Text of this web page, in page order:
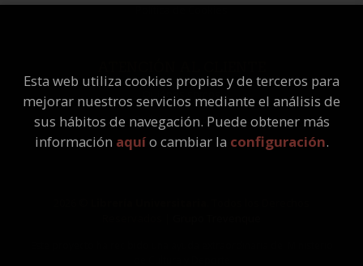
Política de Cookies
Quiénes somos
Pedidos especiales
Esta web utiliza cookies propias y de terceros para
mejorar nuestros servicios mediante el análisis de
sus hábitos de navegación. Puede obtener más
información aquío cambiar la configuración.